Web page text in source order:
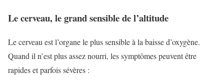
Le cerveau, le grand sensible de l’altitude
Le cerveau est l’organe le plus sensible à la baisse d’oxygène.
Quand il n’est plus assez nourri, les symptômes peuvent être
rapides et parfois sévères :